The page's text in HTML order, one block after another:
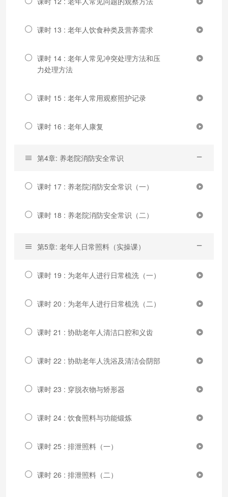
课时 13 : 老年人饮食种类及营养需求
课时 14 : 老年人常见冲突处理方法和压
力处理方法
课时 15 : 老年人常用观察照护记录
课时 16 : 老年人康复
第4章: 养老院消防安全常识
课时 17 : 养老院消防安全常识（一）
课时 18 : 养老院消防安全常识（二）
第5章: 老年人日常照料（实操课）
课时 19 : 为老年人进行日常梳洗（一）
课时 20 : 为老年人进行日常梳洗（二）
课时 21 : 协助老年人清洁口腔和义齿
课时 22 : 协助老年人洗浴及清洁会阴部
课时 23 : 穿脱衣物与矫形器
课时 24 : 饮食照料与功能锻炼
课时 25 : 排泄照料（一）
课时 26 : 排泄照料（二）